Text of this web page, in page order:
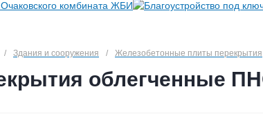
/ Здания и сооружения / Железобетонные плиты перекрытия
облегченные